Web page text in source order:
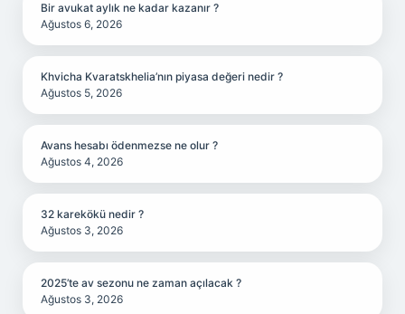
Bir avukat aylık ne kadar kazanır ?
Ağustos 6, 2026
Khvicha Kvaratskhelia’nın piyasa değeri nedir ?
Ağustos 5, 2026
Avans hesabı ödenmezse ne olur ?
Ağustos 4, 2026
32 karekökü nedir ?
Ağustos 3, 2026
2025’te av sezonu ne zaman açılacak ?
Ağustos 3, 2026